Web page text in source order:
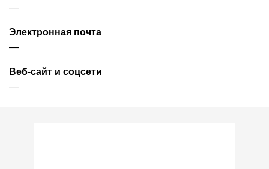
—
Электронная почта
—
Веб-сайт и соцсети
—